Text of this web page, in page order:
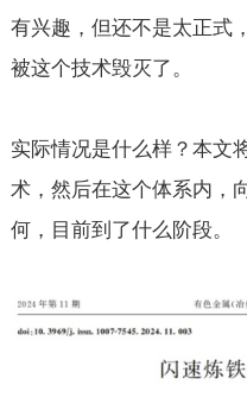
有兴趣，但还不是太正式
被这个技术毁灭了。
实际情况是什么样？本文
术，然后在这个体系内，
何，目前到了什么阶段。